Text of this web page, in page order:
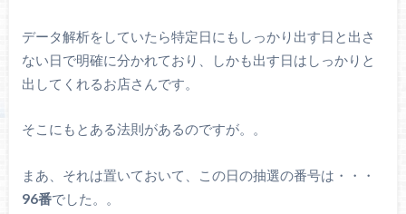
データ解析をしていたら特定日にもしっかり出す日と出さ
ない日で明確に分かれており、しかも出す日はしっかりと
出してくれるお店さんです。
そこにもとある法則があるのですが。。
まあ、それは置いておいて、この日の抽選の番号は・・・
96番でした。。